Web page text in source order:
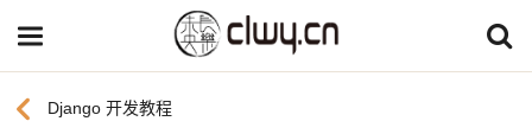
chevron_left Django 开发教程